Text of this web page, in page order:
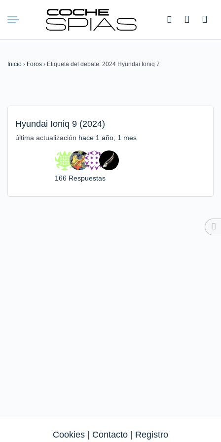
Buscar:
Inicio › Foros › Etiqueta del debate: 2024 Hyundai Ioniq 7
Hyundai Ioniq 9 (2024)
última actualización hace 1 año, 1 mes
166 Respuestas
Cookies Contacto Registro